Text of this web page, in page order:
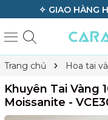
✧ GIAO HÀNG
Trang chủ Hoa tai
Khuyên Tai Vàng
Moissanite -